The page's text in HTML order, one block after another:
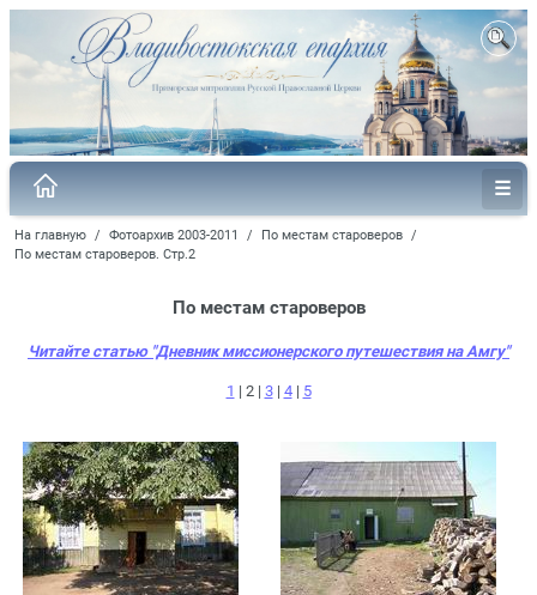
На главную / Фотоархив 2003-2011 / По местам староверов /
По местам староверов. Стр.2
По местам староверов
Читайте статью "Дневник миссионерского путешествия на Амгу"
1 | 2 | 3| 4| 5